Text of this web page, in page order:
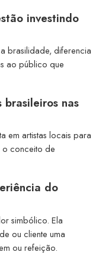
investindo
brasilidade, diferencia
ao público que
brasileiros nas
em artistas locais para
o conceito de
do
simbólico. Ela
ou cliente uma
ou refeição.